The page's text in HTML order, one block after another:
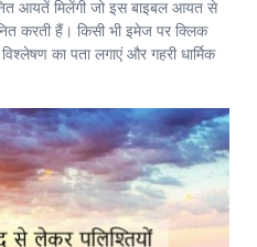
आयतें मिलेंगी जो इस बाइबल आयत से
करती हैं। किसी भी इमेज पर क्लिक
का पता लगाएं और गहरी धार्मिक